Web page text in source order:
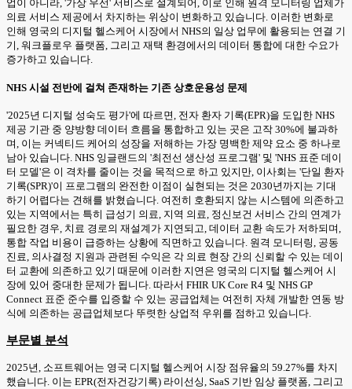
업이 아니라, '가상 우선' 서비스로 설계되어, 이로 인해 원격 모니터링 업체가
의료 서비스 제공에서 차지하는 위상이 변화하고 있습니다. 이러한 변화로
인해 영국의 디지털 헬스케어 시장에서 NHS의 일상 업무에 활용되는 연결 기
기, 워크플로우 플랫폼, 그리고 재택 환경에서의 데이터 통합에 대한 수요가
증가하고 있습니다.
NHS 시설 전반에 걸쳐 존재하는 기존 상호운용성 문제
'2025년 디지털 성숙도 평가'에 따르면, 전자 환자 기록(EPR)을 도입한 NHS
제공 기관 중 양방향 데이터 흐름을 통합하고 있는 곳은 고작 30%에 불과하
며, 이는 커넥티드 케어의 성장을 저해하는 가장 명백한 제약 요소 중 하나로
남아 있습니다. NHS 잉글랜드의 '최전선 생산성 프로그램' 및 'NHS 표준 데이
터 모델'은 이 격차를 줄이는 것을 목적으로 하고 있지만, 이사회는 '단일 환자
기록(SPR)'이 프로그램의 완전한 이점이 실현되는 것은 2030년까지는 기대
하기 어렵다는 견해를 밝혔습니다. 여전히 호환되지 않는 시스템에 의존하고
있는 지역에서는 특히 급성기 의료, 지역 의료, 정신보건 서비스 간의 연계가
필요한 경우, 치료 경로의 재설계가 지연되고, 데이터 교환 속도가 저하되며,
통합 작업 비용이 급증하는 상황에 직면하고 있습니다. 원격 모니터링, 공동
진료, 의사결정 지원과 관련된 수익은 각 의료 현장 간의 신뢰할 수 있는 데이
터 교환에 의존하고 있기 때문에 이러한 지연은 영국의 디지털 헬스케어 시
장에 있어 중대한 문제가 됩니다. 따라서 FHIR UK Core R4 및 NHS GP
Connect 표준 준수를 입증할 수 있는 공급업체는 여전히 자체 개발한 연동 방
식에 의존하는 공급업체보다 뚜렷한 상업적 우위를 점하고 있습니다.
부문별 분석
2025년, 소프트웨어는 영국 디지털 헬스케어 시장 점유율의 59.27%를 차지
했습니다. 이는 EPR(전자건강기록) 라이선싱, SaaS 기반 임상 플랫폼, 그리고